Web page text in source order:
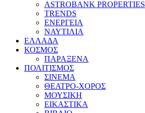
ASTROBANK PROPERTIES
TRENDS
ΕΝΕΡΓΕΙΑ
ΝΑΥΤΙΛΙΑ
ΕΛΛΑΔΑ
ΚΟΣΜΟΣ
ΠΑΡΑΞΕΝΑ
ΠΟΛΙΤΙΣΜΟΣ
ΣΙΝΕΜΑ
ΘΕΑΤΡΟ-ΧΟΡΟΣ
ΜΟΥΣΙΚΗ
ΕΙΚΑΣΤΙΚΑ